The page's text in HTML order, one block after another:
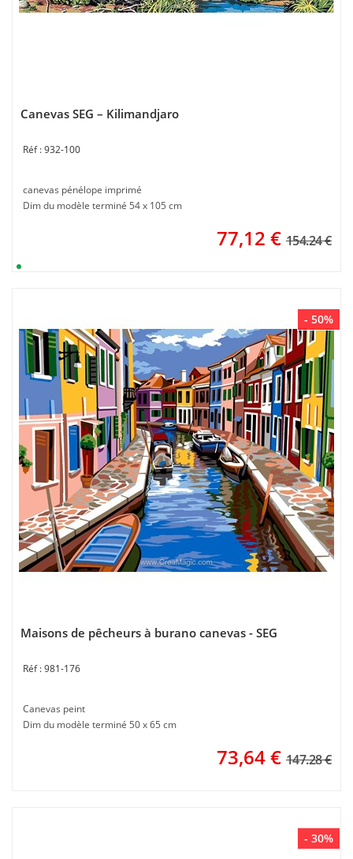
Canevas SEG – Kilimandjaro
932-100
canevas pénélope imprimé
Dim du modèle terminé 54 x 105 cm
77,12 € 154.24 €
- 50%
Maisons de pêcheurs à burano canevas - SEG
981-176
Canevas peint
Dim du modèle terminé 50 x 65 cm
73,64€ 147.28 €
- 30%